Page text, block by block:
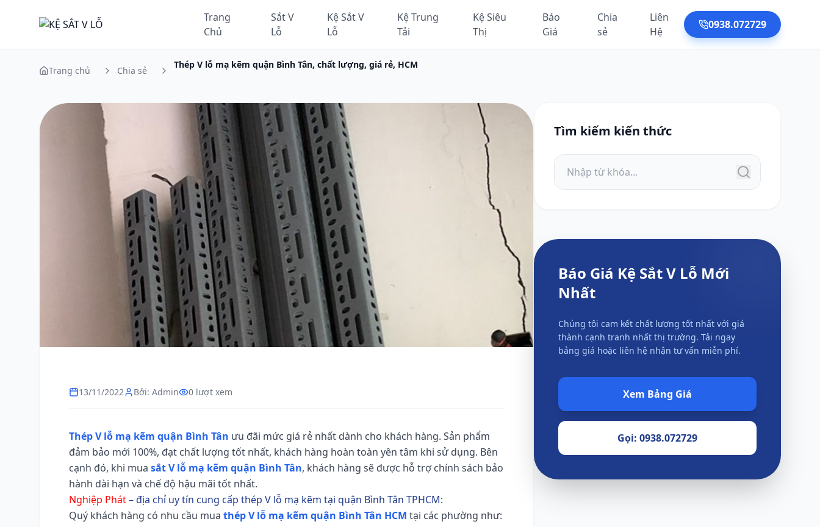
Trang
Chủ
Sắt V
Lỗ
Kệ Sắt V
Lỗ
Kệ Trung
Tải
Kệ Siêu
Thị
Báo
Giá
Chia
sẻ
Liên
Hệ
0938.072729
Trang chủ Chia sẻ
Thép V lỗ mạ kẽm quận Bình Tân, chất lượng, giá rẻ, HCM
Chia sẻ
13/11/2022 Bởi: Admin 0 lượt xem
Thép V lỗ mạ kẽm quận Bình Tân ưu đãi mức giá rẻ nhất dành cho khách hàng. Sản phẩm
đảm bảo mới 100%, đạt chất lượng tốt nhất, khách hàng hoàn toàn yên tâm khi sử dụng. Bên
cạnh đó, khi mua sắt V lỗ mạ kẽm quận Bình Tân, khách hàng sẽ được hỗ trợ chính sách bảo
hành dài hạn và chế độ hậu mãi tốt nhất.
Nghiệp Phát– địa chỉ uy tín cung cấp thép V lỗ mạ kẽm tại quận Bình Tân TPHCM:
Quý khách hàng có nhu cầu mua thép V lỗ mạ kẽm quận Bình Tân HCM tại các phường như:
Tìm kiếm kiến thức
Báo Giá Kệ Sắt V Lỗ Mới
Nhất
Chúng tôi cam kết chất lượng tốt nhất với giá
thành cạnh tranh nhất thị trường. Tải ngay
bảng giá hoặc liên hệ nhận tư vấn miễn phí.
Xem Bảng Giá
Gọi: 0938.072729